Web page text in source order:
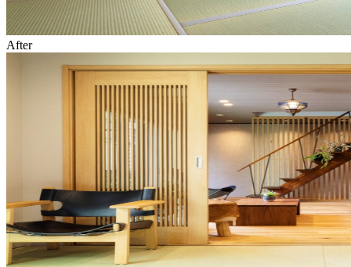
After